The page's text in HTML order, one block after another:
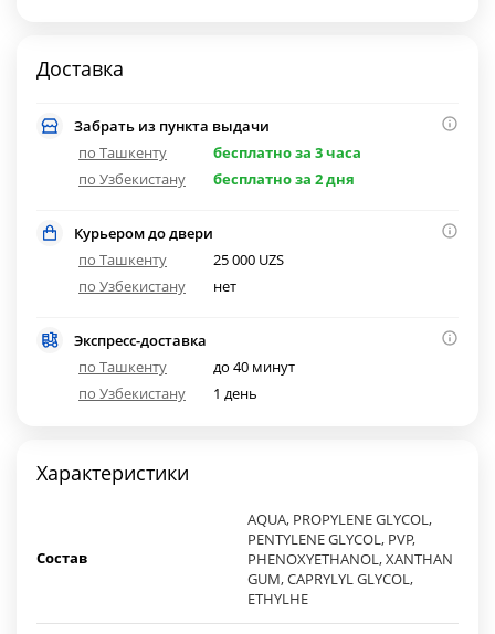
Доставка
Забрать из пункта выдачи
по Ташкенту
бесплатно за 3 часа
по Узбекистану
бесплатно за 2 дня
Курьером до двери
по Ташкенту
25 000 UZS
по Узбекистану
нет
Экспресс-доставка
по Ташкенту
до 40 минут
по Узбекистану
1 день
Характеристики
Состав
AQUA, PROPYLENE GLYCOL,
PENTYLENE GLYCOL, PVP,
PHENOXYETHANOL, XANTHAN
GUM, CAPRYLYL GLYCOL,
ETHYLHE